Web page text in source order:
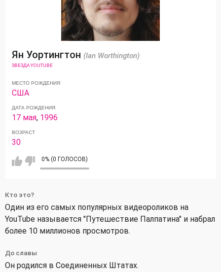
Ян Уортингтон (Ian Worthington)
ЗВЕЗДА YOUTUBE
МЕСТО РОЖДЕНИЯ
США
ДАТА РОЖДЕНИЯ
17 мая, 1996
ВОЗРАСТ
30
0% (0 ГОЛОСОВ)
Кто это?
Один из его самых популярных видеороликов на
YouTube называется "Путешествие Палпатина" и набрал
более 10 миллионов просмотров.
До славы
Он родился в Соединенных Штатах.